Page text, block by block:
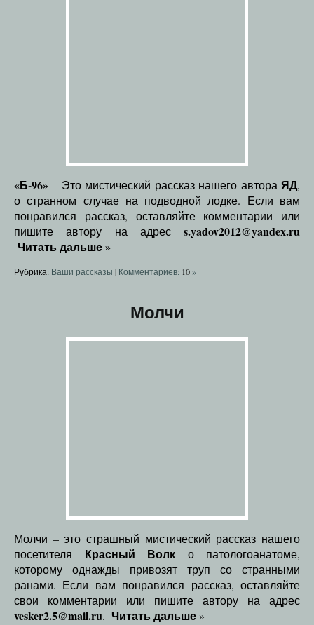
«Б-96»– Это мистический рассказ нашего автораЯД,
о странном случае на подводной лодке. Если вам
понравился рассказ, оставляйте комментарии или
пишите автору на адрес s.yadov2012@yandex.ru
Читать дальше»
Рубрика: Ваши рассказы | Комментариев: 10»
Молчи
Молчи – это страшный мистический рассказ нашего
посетителя Красный Волк о патологоанатоме,
которому однажды привозят труп со странными
ранами. Если вам понравился рассказ, оставляйте
свои комментарии или пишите автору на адрес
vesker2.5@mail.ru. Читать дальше »